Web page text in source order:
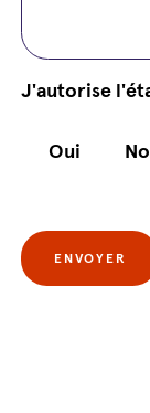
J'autorise
Oui
ENVOYER